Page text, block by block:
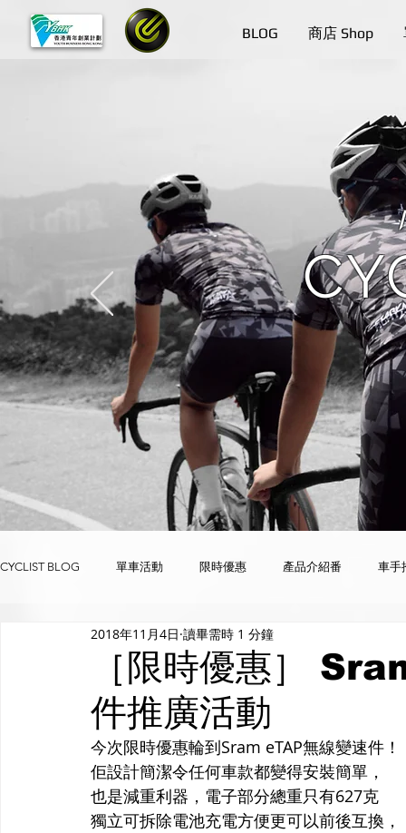
BLOG 商店 Shop
CYCLIST BLOG 單車活動 限時優惠 產品介紹番 車手
單車 complete bike 零配件 parts & accessories
［限時優惠］
件推廣活動
2018年11月4日 讀畢需時 1 分鐘
今次限時優惠輪到Sram eTAP無線變速件！
佢設計簡潔令任何車款都變得安裝簡單，
也是減重利器，電子部分總重只有627克
獨立可拆除電池充電方便更可以前後互換，